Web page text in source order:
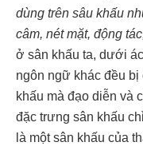
dùng trên sâu khấu
câm, nét mặt, động
ở sân khấu ta, dưới
ngôn ngữ khác đều bị
khấu mà đạo diễn và
đặc trưng sân khấu
là một sân khấu của